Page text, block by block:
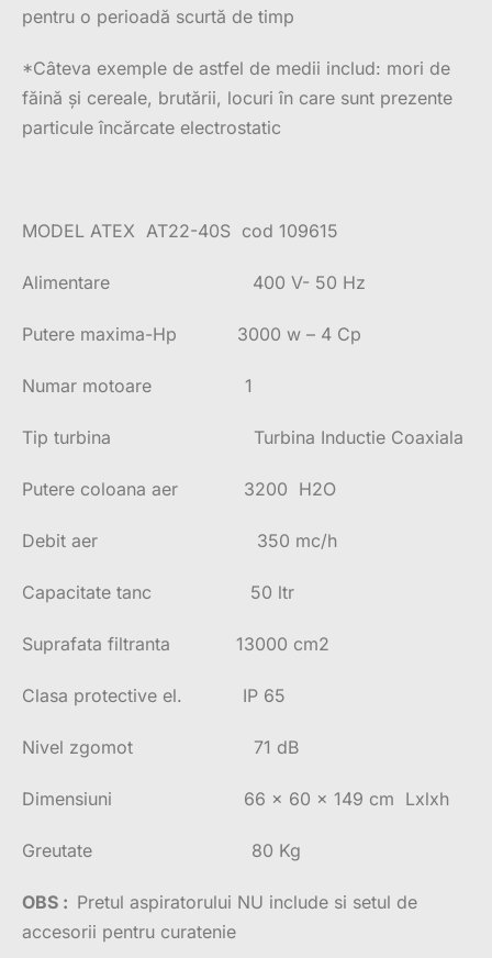
pentru o perioadă scurtă de timp
*Câteva exemple de astfel de medii includ: mori de
făină și cereale, brutării, locuri în care sunt prezente
particule încărcate electrostatic
MODEL ATEX AT22-40S cod 109615
Alimentare 400 V- 50 Hz
Putere maxima-Hp 3000 w – 4 Cp
Numar motoare 1
Tip turbina Turbina Inductie Coaxiala
Putere coloana aer 3200 H2O
Debit aer 350 mc/h
Capacitate tanc 50 ltr
Suprafata filtranta 13000 cm2
Clasa protective el. IP 65
Nivel zgomot 71 dB
Dimensiuni 66 x 60 x 149 cm Lxlxh
Greutate 80 Kg
OBS : Pretul aspiratorului NU include si setul de
accesorii pentru curatenie